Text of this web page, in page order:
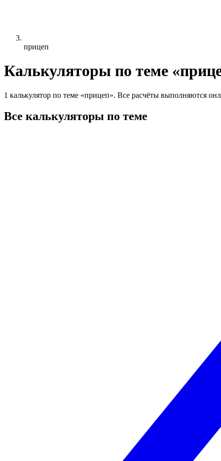
прицеп
Калькуляторы по теме
1 калькулятор по теме «прицеп». Все расчёты выполняются
Все калькуляторы по теме